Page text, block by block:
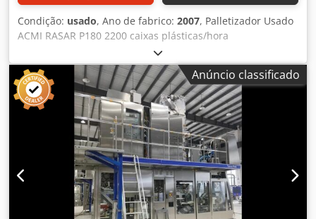
Condição: usado, Ano de fabrico: 2007, Palletizador Usado
ACMI RASAR P180 2200 caixas plásticas/hora
Características Gerais do Paletizador Automático O
Paletizador Usado ACMI RASAR P180 2200 caixas
plásticas/hora é um paletizador automático convencional
de entrada baixa, projetado para otimizar operações de
final de linha em processos de envase de alta velocidade.
Desenvolvido pelo fabricante italiano ACMI em 2007,
entrega uma capacidade nominal de 2200 caixas plásticas
por hora, garantindo alta produtividade. É especialmente
indicado para linhas de envase que trabalham com
formatos de 1 litro, tanto em vidro quanto PET. O sistema
prioriza confiabilidade e velocidade em ambientes
industriais exigentes. Compatibilidade com Caixas de
Anúncio classificado